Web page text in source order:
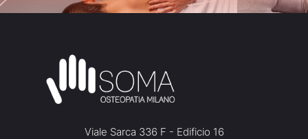
Viale Sarca 336 F - Edificio 16